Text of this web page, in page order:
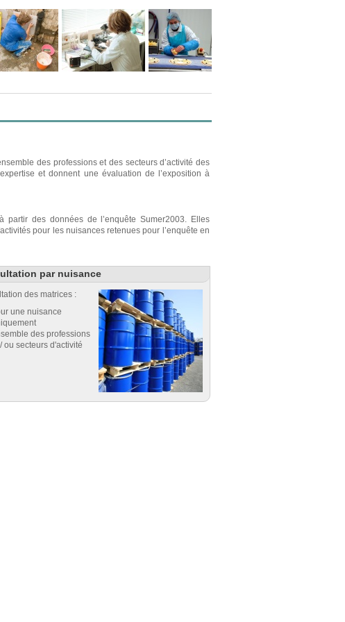
des professions et des secteurs d’activité des
et donnent une évaluation de l’exposition à
partir des données de l’enquête Sumer2003. Elles
pour les nuisances retenues pour l’enquête en
par nuisance
des matrices :
une nuisance
des professions
ou secteurs d'activité